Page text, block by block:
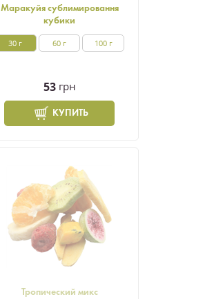
Маракуйя сублимировання
кубики
30 г 60 г 100 г
53 грн
КУПИТЬ
Тропический микс